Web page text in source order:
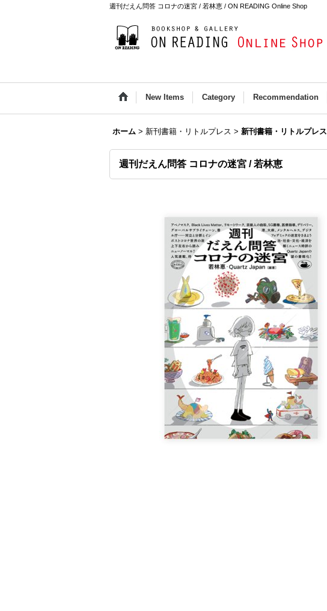
週刊だえん問答 コロナの迷宮 / 若林恵 / ON READING Online Shop
New Items Category Recommendation
ホーム > 新刊書籍・リトルプレス > 新刊書籍・リトルプレス
週刊だえん問答 コロナの迷宮 / 若林恵